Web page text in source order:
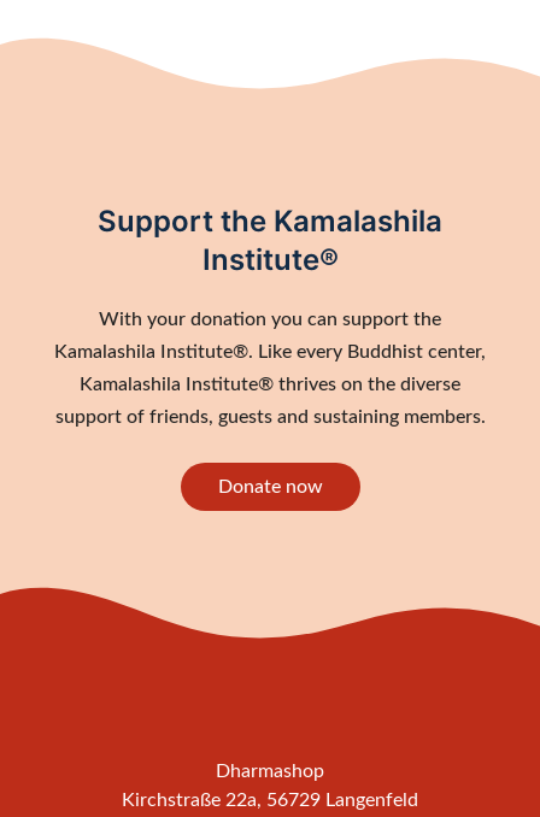
Support the Kamalashila
Institute®
With your donation you can support the
Kamalashila Institute®. Like every Buddhist center,
Kamalashila Institute® thrives on the diverse
support of friends, guests and sustaining members.
Donate now
Dharmashop
Kirchstraße 22a, 56729 Langenfeld